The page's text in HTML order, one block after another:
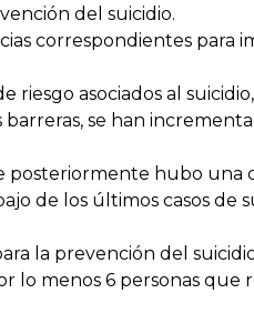
del suicidio.
correspondientes para
asociados al
se han
posteriormente hubo una
de los últimos casos de
la prevención del
lo menos 6 personas